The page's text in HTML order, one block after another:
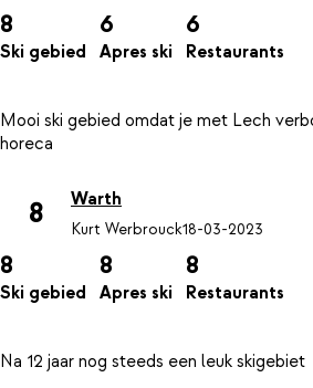
8
Ski gebied
6
Apres ski
6
Restaurants
Mooi ski gebied omdat je met Lech
8 Warth
Kurt Werbrouck18-03-2023
8
Ski gebied
8
Apres ski
8
Restaurants